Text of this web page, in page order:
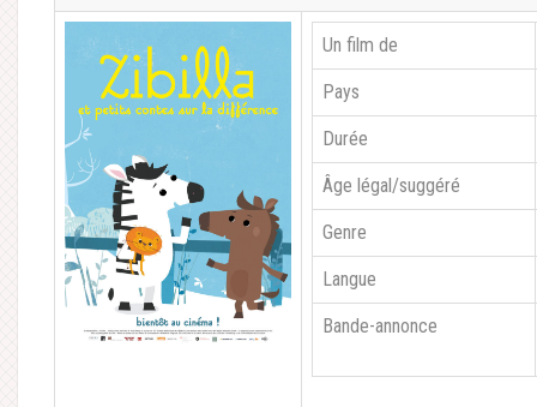
Un film de
Pays
Durée
Âge légal/suggéré
Genre
Langue
Bande-annonce